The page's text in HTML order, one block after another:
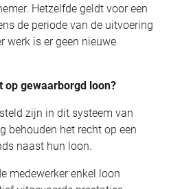
Hetzelfde geldt voor een
de periode van de uitvoering
werk is er geen nieuwe
op gewaarborgd loon?
zijn in dit systeem van
behouden het recht op een
naast hun loon.
medewerker enkel loon